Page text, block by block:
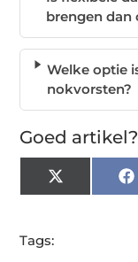
brengen dan
Welke optie
nokvorsten?
Goed
X
(Twitter)
Tags: